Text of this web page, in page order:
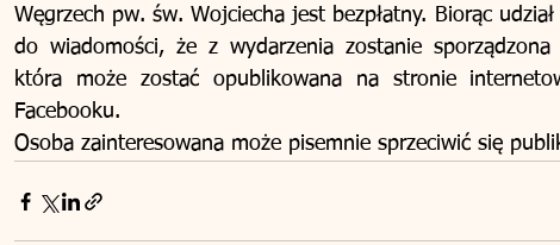
Węgrzech pw. św. Wojciecha jest bezpłatny. Biorąc
do wiadomości, że z wydarzenia zostanie
która może zostać opublikowana na stronie
Facebooku.
Osoba zainteresowana może pisemnie sprzeciwić się